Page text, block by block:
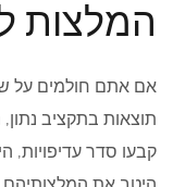
המלצות
אם אתם חולמים על
תוצאות בתקציב
קבעו סדר עדיפויות,